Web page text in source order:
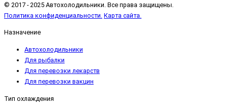
© 2017 - 2025 Автохолодильники. Все права защищены.
Политика конфиденциальности. Карта сайта.
Назначение
Автохолодильники
Для рыбалки
Для перевозки лекарств
Для перевозки вакцин
Тип охлаждения